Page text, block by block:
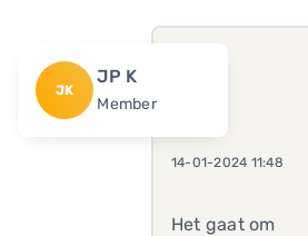
JK
JP K
Member
14-01-2024 11:48
Het gaat om